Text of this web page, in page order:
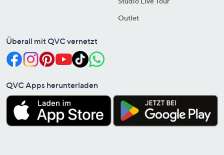
Outlet
Überall mit QVC vernetzt
QVC Apps herunterladen